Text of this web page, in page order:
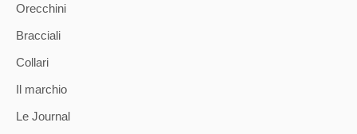
Orecchini
Bracciali
Collari
Il marchio
Le Journal